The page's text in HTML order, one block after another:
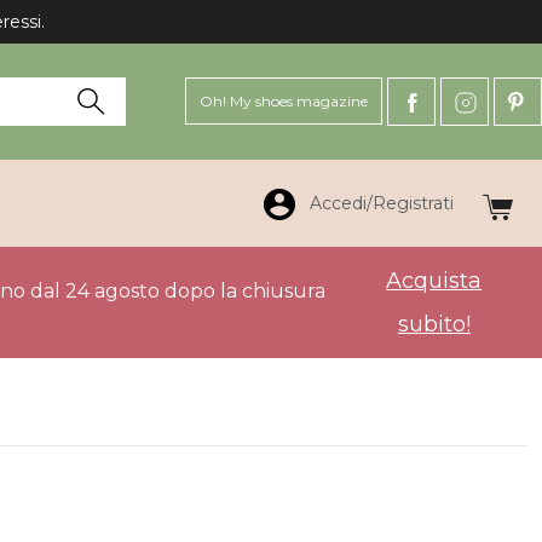
Oh! My shoes magazine
Accedi/Registrati
dal 24 agosto dopo la chiusura
Acquista
subito!